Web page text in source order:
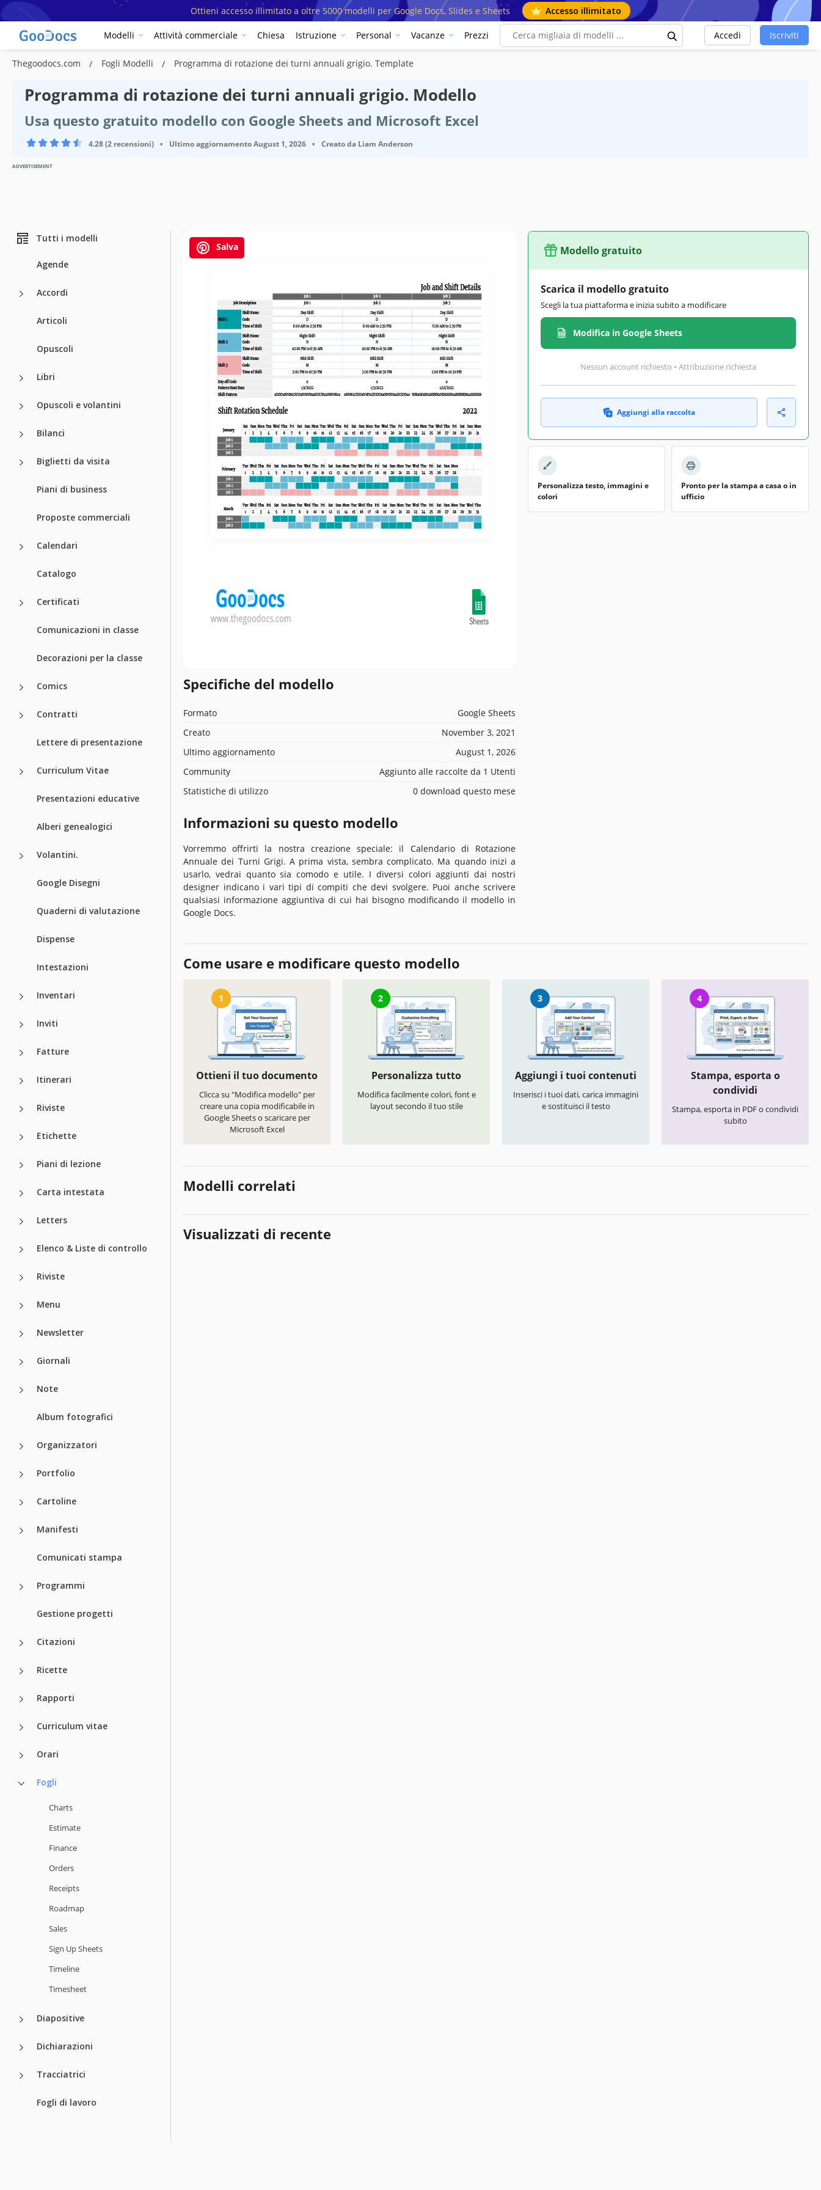
Ottieni accesso illimitato a oltre 5000 modelli per Google Docs, Slides e Sheets Accesso illimitato
Modelli Attività commerciale Chiesa Istruzione Personal Vacanze Prezzi Accedi Iscriviti
Thegoodocs.com Fogli Modelli Programma di rotazione dei turni annuali grigio. Template
Programma di rotazione dei turni annuali grigio. Modello
Usa questo gratuito modello con Google Sheets and Microsoft Excel
4.28 (2 recensioni) • Ultimo aggiornamentoAugust 1, 2026 • Creato da Liam Anderson
ADVERTISEMENT
Tutti i modelli
Agende
Accordi
Articoli
Opuscoli
Libri
Opuscoli e volantini
Bilanci
Biglietti da visita
Piani di business
Proposte commerciali
Calendari
Catalogo
Certificati
Comunicazioni in classe
Decorazioni per la classe
Comics
Contratti
Lettere di presentazione
Curriculum Vitae
Presentazioni educative
Alberi genealogici
Volantini.
Google Disegni
Quaderni di valutazione
Dispense
Intestazioni
Inventari
Inviti
Fatture
Itinerari
Riviste
Etichette
Piani di lezione
Carta intestata
Letters
Elenco & Liste di controllo
Riviste
Menu
Newsletter
Giornali
Note
Album fotografici
Organizzatori
Portfolio
Cartoline
Manifesti
Comunicati stampa
Programmi
Gestione progetti
Citazioni
Ricette
Rapporti
Curriculum vitae
Orari
Fogli
Charts
Estimate
Finance
Orders
Receipts
Roadmap
Sales
Sign Up Sheets
Timeline
Timesheet
Diapositive
Dichiarazioni
Tracciatrici
Fogli di lavoro
Salva
Specifiche del modello
Formato
Google Sheets
Creato
November 3, 2021
Ultimo aggiornamento
August 1, 2026
Community
Aggiunto alle raccolte da 1 Utenti
Statistiche di utilizzo
0 download questo mese
Informazioni su questo modello
Vorremmo offrirti la nostra creazione speciale: il Calendario di Rotazione
Annuale dei Turni Grigi. A prima vista, sembra complicato. Ma quando inizi a
usarlo, vedrai quanto sia comodo e utile. I diversi colori aggiunti dai nostri
designer indicano i vari tipi di compiti che devi svolgere. Puoi anche scrivere
qualsiasi informazione aggiuntiva di cui hai bisogno modificando il modello in
Google Docs.
Modello gratuito
Scarica il modello gratuito
Scegli la tua piattaforma e inizia subito a modificare
Modifica in Google Sheets
Nessun account richiesto • Attribuzione richiesta
Aggiungi alla raccolta
Personalizza testo, immagini e
colori
Pronto per la stampa a casa o in
ufficio
Come usare e modificare questo modello
1
Ottieni il tuo documento
Clicca su "Modifica modello" per
creare una copia modificabile in
Google Sheets o scaricare per
Microsoft Excel
2
Personalizza tutto
Modifica facilmente colori, font e
layout secondo il tuo stile
3
Aggiungi i tuoi contenuti
Inserisci i tuoi dati, carica immagini
e sostituisci il testo
4
Stampa, esporta o
condividi
Stampa, esporta in PDF o condividi
subito
Modelli correlati
Visualizzati di recente